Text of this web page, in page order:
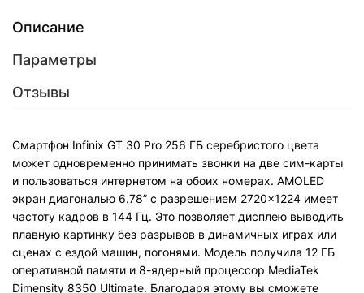
Описание
Параметры
Отзывы
Смартфон Infinix GT 30 Pro 256 ГБ серебристого цвета
может одновременно принимать звонки на две сим-карты
и пользоваться интернетом на обоих номерах. AMOLED
экран диагональю 6.78” с разрешением 2720×1224 имеет
частоту кадров в 144 Гц. Это позволяет дисплею выводить
плавную картинку без разрывов в динамичных играх или
сценах с ездой машин, погонями. Модель получила 12 ГБ
оперативной памяти и 8-ядерный процессор MediaTek
Dimensity 8350 Ultimate. Благодаря этому вы сможете